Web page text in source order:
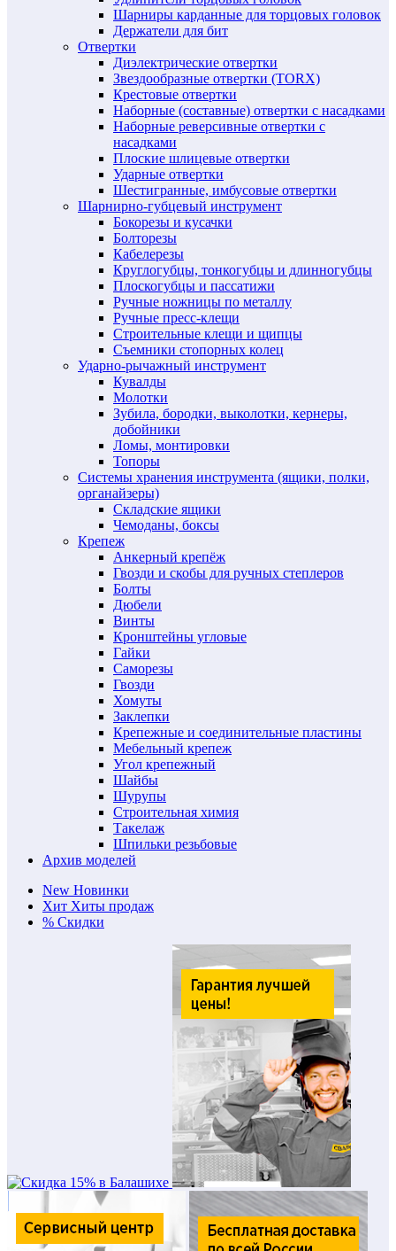
Шарниры карданные для торцовых головок
Держатели для бит
Отвертки
Диэлектрические отвертки
Звездообразные отвертки (TORX)
Крестовые отвертки
Наборные (составные) отвертки с насадками
Наборные реверсивные отвертки с
насадками
Плоские шлицевые отвертки
Ударные отвертки
Шестигранные, имбусовые отвертки
Шарнирно-губцевый инструмент
Бокорезы и кусачки
Болторезы
Кабелерезы
Круглогубцы, тонкогубцы и длинногубцы
Плоскогубцы и пассатижи
Ручные ножницы по металлу
Ручные пресс-клещи
Строительные клещи и щипцы
Съемники стопорных колец
Ударно-рычажный инструмент
Кувалды
Молотки
Зубила, бородки, выколотки, кернеры,
добойники
Ломы, монтировки
Топоры
Системы хранения инструмента (ящики, полки,
органайзеры)
Складские ящики
Чемоданы, боксы
Крепеж
Анкерный крепёж
Гвозди и скобы для ручных степлеров
Болты
Дюбели
Винты
Кронштейны угловые
Гайки
Саморезы
Гвозди
Хомуты
Заклепки
Крепежные и соединительные пластины
Мебельный крепеж
Угол крепежный
Шайбы
Шурупы
Строительная химия
Такелаж
Шпильки резьбовые
Архив моделей
New Новинки
Хит Хиты продаж
% Скидки